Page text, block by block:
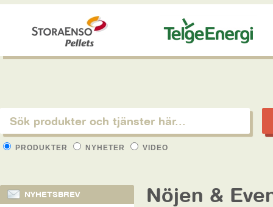
PRODUKTER NYHETER VIDEO
NYHETSBREV Nöjen &